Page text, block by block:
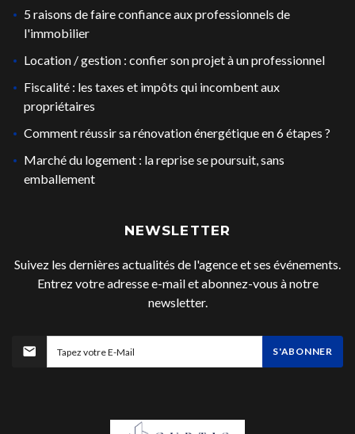
5 raisons de faire confiance aux professionnels de
l'immobilier
Location / gestion : confier son projet à un professionnel
Fiscalité : les taxes et impôts qui incombent aux
propriétaires
Comment réussir sa rénovation énergétique en 6 étapes ?
Marché du logement : la reprise se poursuit, sans
emballement
NEWSLETTER
Suivez les dernières actualités de l'agence et ses événements.
Entrez votre adresse e-mail et abonnez-vous à notre
newsletter.
S'ABONNER